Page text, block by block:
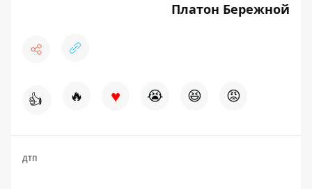
Платон Бережной
👍 🔥 ♥ 😭 😆 😡
ДТП